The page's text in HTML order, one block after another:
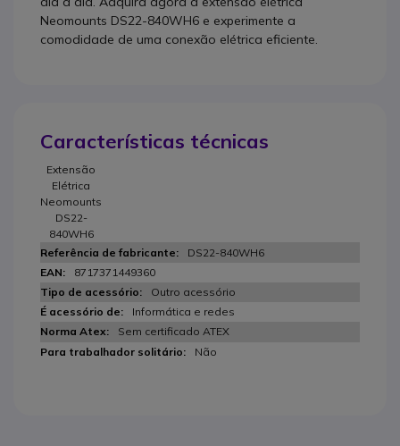
Neomounts DS22-840WH6 e experimente a
comodidade de uma conexão elétrica eficiente.
Características técnicas
Extensão
Elétrica
Neomounts
DS22-
840WH6
DS22-840WH6
8717371449360
Outro acessório
Informática e redes
Sem certificado ATEX
Não